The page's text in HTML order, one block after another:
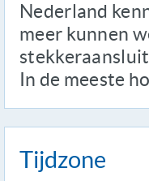
Nederland
meer kunnen
In de meeste
Tijdzone